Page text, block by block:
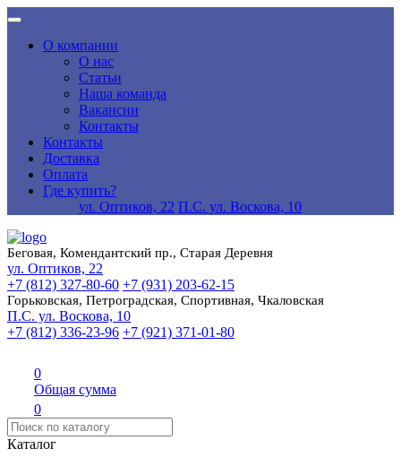
О компании
О нас
Статьи
Наша команда
Вакансии
Контакты
Контакты
Доставка
Оплата
Где купить?
ул. Оптиков, 22 П.С. ул. Воскова, 10
Беговая, Комендантский пр., Старая Деревня
ул. Оптиков, 22
+7 (812) 327-80-60 +7 (931) 203-62-15
Горьковская, Петроградская, Спортивная, Чкаловская
П.С. ул. Воскова, 10
+7 (812) 336-23-96 +7 (921) 371-01-80
0
Общая сумма
0
Каталог